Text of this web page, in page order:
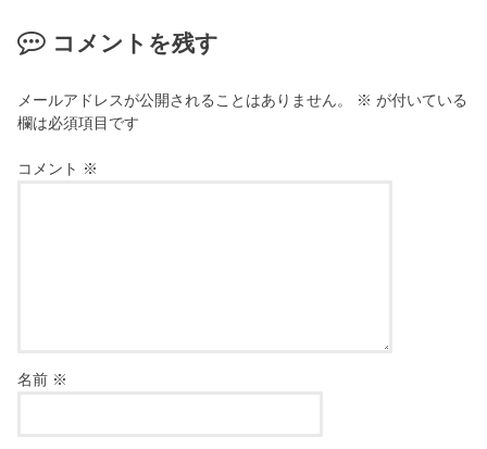
コメントを残す
メールアドレスが公開されることはありません。 ※ が付いている
欄は必須項目です
コメント ※
名前 ※